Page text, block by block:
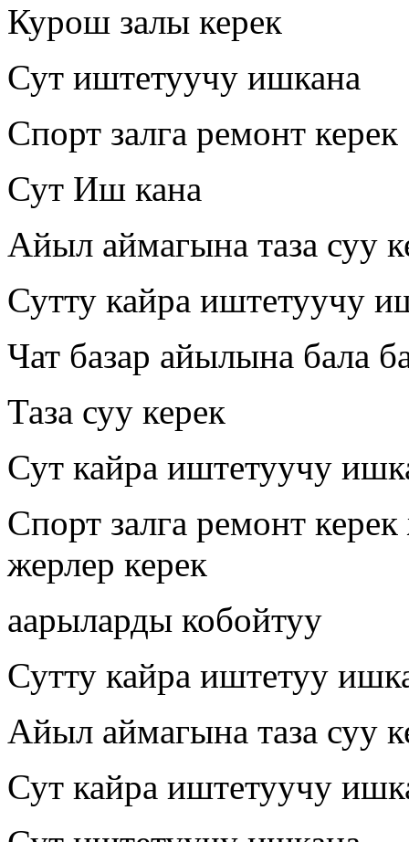
Курош залы керек
Сут иштетуучу ишкана
Спорт залга ремонт керек
Сут Иш кана
Айыл аймагына таза суу
Сутту кайра иштетуучу
Чат базар айылына бала
Таза суу керек
Сут кайра иштетуучу
Спорт залга ремонт
жерлер керек
аарыларды кобойтуу
Сутту кайра иштетуу
Айыл аймагына таза суу
Сут кайра иштетуучу